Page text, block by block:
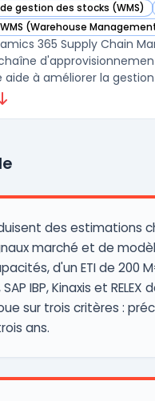
gestion des stocks (WMS)
Dynamics 365 Supply
(Warehouse
Dynamics 365 Supply Chain
365 Supply Chain
aide à améliorer la
des
marché et de
d'un ETI de 200
IBP, Kinaxis et
sur trois critères :
ans.